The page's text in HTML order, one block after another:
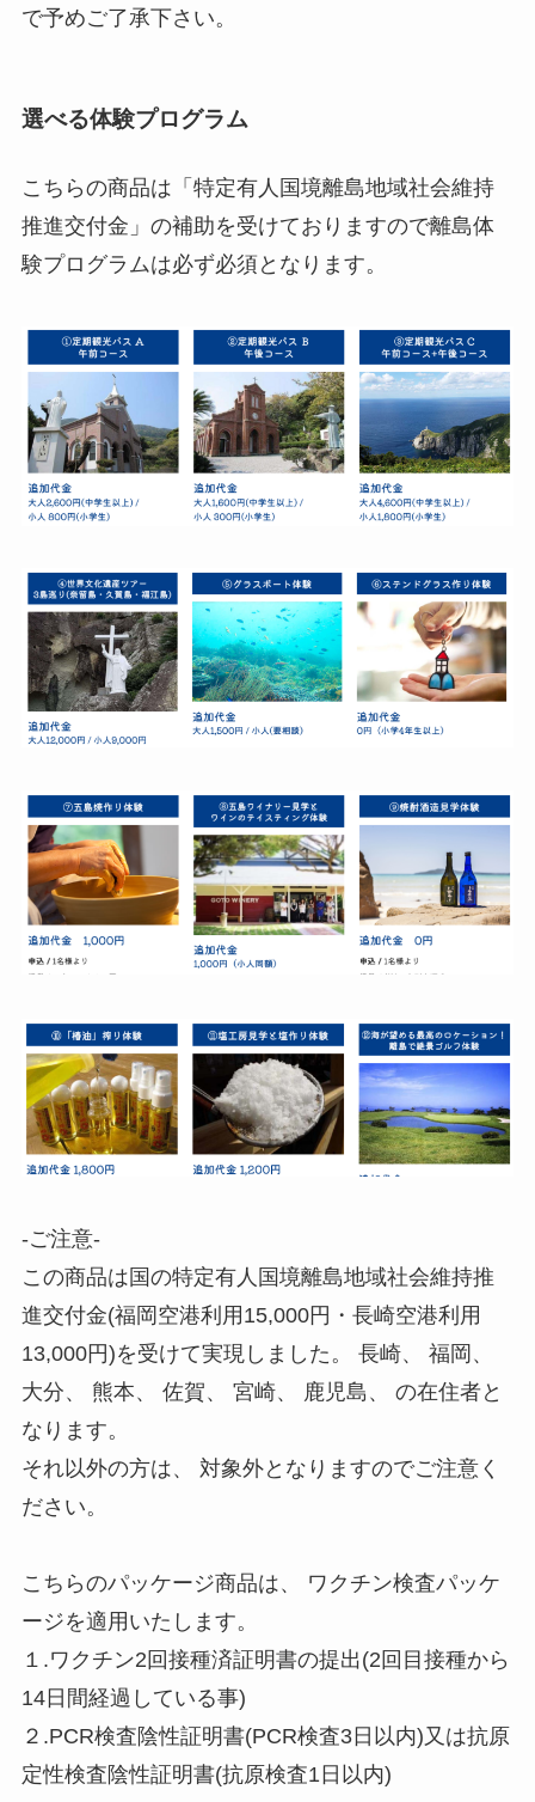
で予めご了承下さい。
選べる体験プログラム
こちらの商品は「特定有人国境離島地域社会維持
推進交付金」の補助を受けておりますので離島体
験プログラムは必ず必須となります。
-ご注意-
この商品は国の特定有人国境離島地域社会維持推
進交付金(福岡空港利用15,000円・長崎空港利用
13,000円)を受けて実現しました。 長崎、 福岡、
大分、 熊本、 佐賀、 宮崎、 鹿児島、 の在住者と
なります。
それ以外の方は、 対象外となりますのでご注意く
ださい。
こちらのパッケージ商品は、 ワクチン検査パッケ
ージを適用いたします。
１.ワクチン2回接種済証明書の提出(2回目接種から
14日間経過している事)
２.PCR検査陰性証明書(PCR検査3日以内)又は抗原
定性検査陰性証明書(抗原検査1日以内)